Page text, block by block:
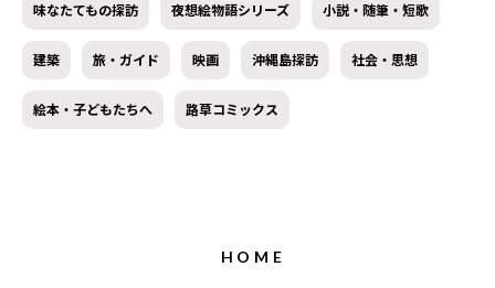
味なたてもの探訪 夜想絵物語シリーズ 小説・随筆・短歌
建築 旅・ガイド 映画 沖縄島探訪 社会・思想
絵本・子どもたちへ 路草コミックス
HOME